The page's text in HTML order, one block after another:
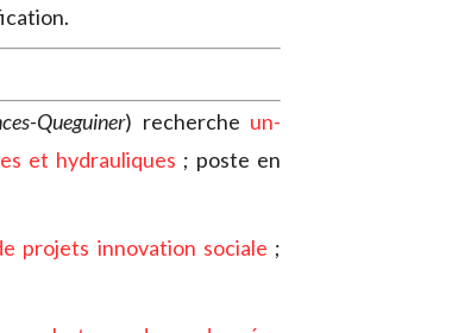
Queguiner) recherche un-
et hydrauliques ; poste en
projets innovation sociale ;